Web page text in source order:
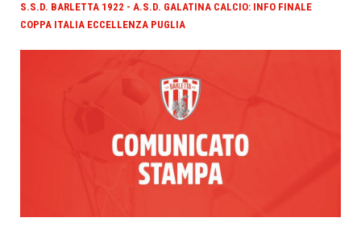
S.S.D. BARLETTA 1922 - A.S.D. GALATINA CALCIO: INFO FINALE
COPPA ITALIA ECCELLENZA PUGLIA